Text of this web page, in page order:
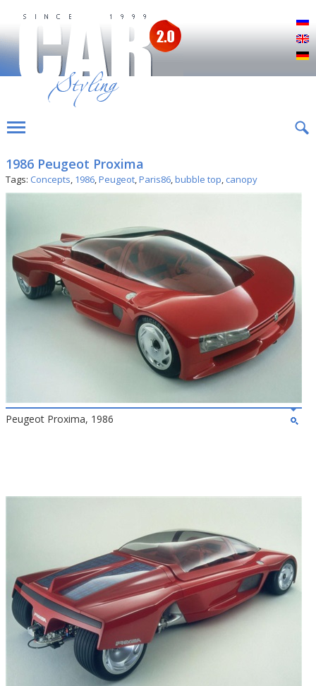
1986 Peugeot Proxima
Tags: Concepts, 1986,Peugeot,Paris86,bubble top, canopy
Peugeot Proxima, 1986